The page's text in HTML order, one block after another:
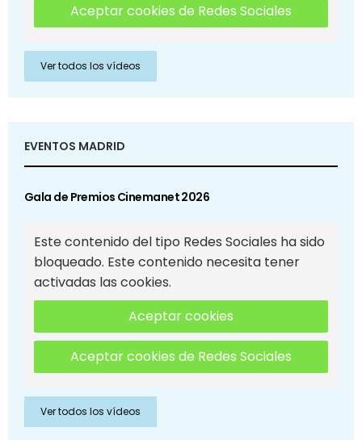
Aceptar cookies de Redes Sociales
Ver todos los vídeos
EVENTOS MADRID
Gala de Premios Cinemanet 2026
Este contenido del tipo Redes Sociales ha sido
bloqueado. Este contenido necesita tener
activadas las cookies.
Aceptar cookies
Aceptar cookies de Redes Sociales
Ver todos los vídeos